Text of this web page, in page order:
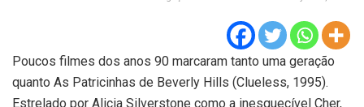
Poucos filmes dos anos 90 marcaram tanto uma geração
quanto As Patricinhas de Beverly Hills (Clueless, 1995).
Estrelado por Alicia Silverstone como a inesquecível Cher,